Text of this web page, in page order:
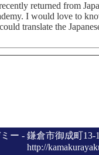
returned from
I would love to
translate the
ー - 鎌倉市御成町
http://